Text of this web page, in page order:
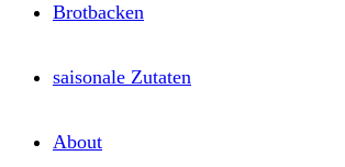
Brotbacken
saisonale Zutaten
About